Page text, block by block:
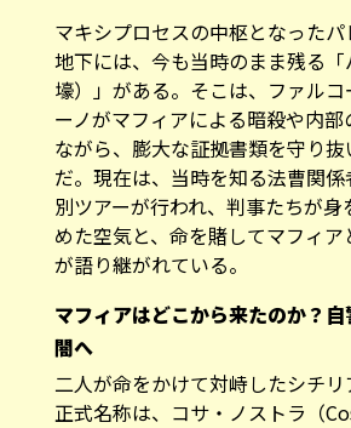
マキシプロセスの中枢となった
地下には、今も当時のまま残る
壕）」がある。そこは、ファルコ
ーノがマフィアによる暗殺や内部
ながら、膨大な証拠書類を守り
だ。現在は、当時を知る法曹関
別ツアーが行われ、判事たちが
めた空気と、命を賭してマフィア
が語り継がれている。
マフィアはどこから来たのか？
闇へ
二人が命をかけて対峙したシチ
正式名称は、コサ・ノストラ（